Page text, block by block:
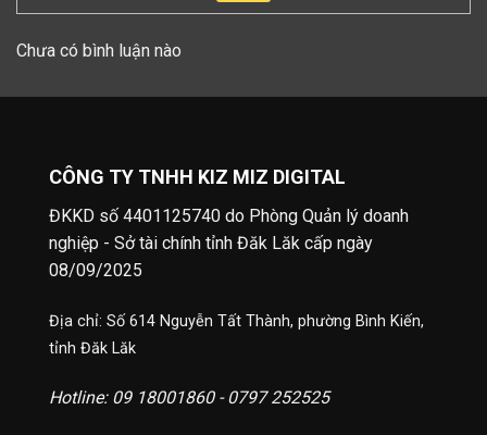
Chưa có bình luận nào
CÔNG TY TNHH KIZ MIZ DIGITAL
ĐKKD số 4401125740 do Phòng Quản lý doanh
nghiệp - Sở tài chính tỉnh Đăk Lăk cấp ngày
08/09/2025
Địa chỉ: Số 614 Nguyễn Tất Thành, phường Bình Kiến,
tỉnh Đăk Lăk
Hotline: 09 18001860 - 0797 252525